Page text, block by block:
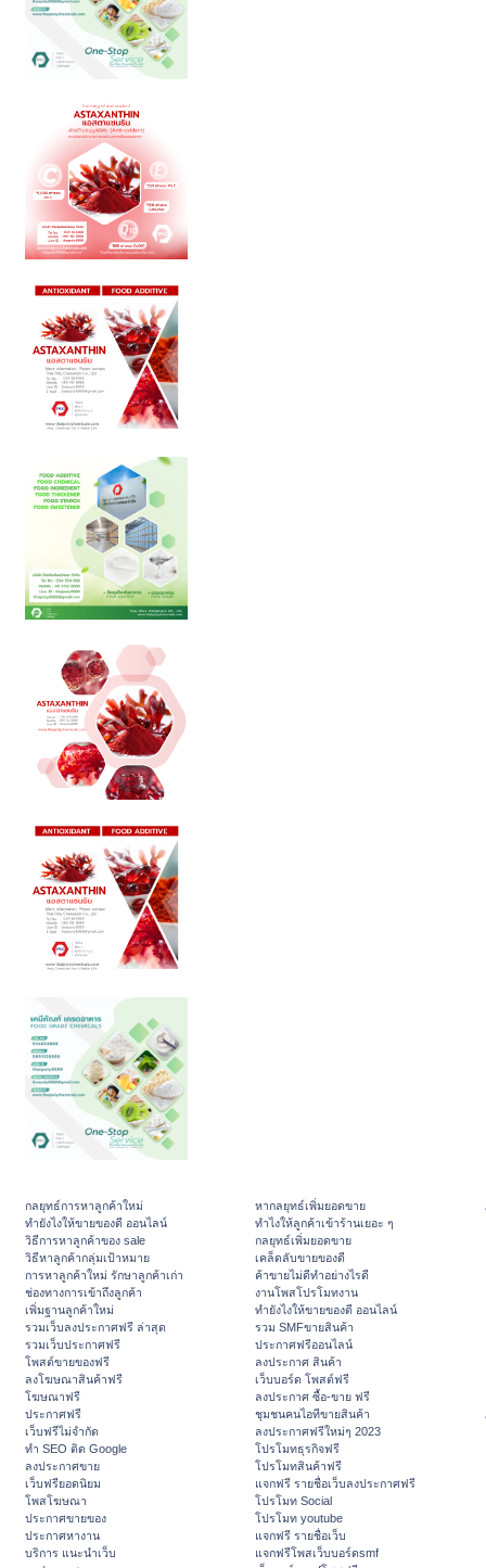
กลยุทธ์การหาลูกค้าใหม่
ทํายังไงให้ขายของดี ออนไลน์
วิธีการหาลูกค้าของ sale
วิธีหาลูกค้ากลุ่มเป้าหมาย
การหาลูกค้าใหม่ รักษาลูกค้าเก่า
ช่องทางการเข้าถึงลูกค้า
เพิ่มฐานลูกค้าใหม่
รวมเว็บลงประกาศฟรี ล่าสุด
รวมเว็บประกาศฟรี
โพสต์ขายของฟรี
ลงโฆษณาสินค้าฟรี
โฆษณาฟรี
ประกาศฟรี
เว็บฟรีไม่จำกัด
ทำ SEO ติด Google
ลงประกาศขาย
เว็บฟรียอดนิยม
โพสโฆษณา
ประกาศขายของ
ประกาศหางาน
บริการ แนะนำเว็บ
หากลยุทธ์เพิ่มยอดขาย
ทําไงให้ลูกค้าเข้าร้านเยอะ ๆ
กลยุทธ์เพิ่มยอดขาย
เคล็ดลับขายของดี
ค้าขายไม่ดีทำอย่างไรดี
งานโพสโปรโมทงาน
ทํายังไงให้ขายของดี ออนไลน์
รวม SMFขายสินค้า
ประกาศฟรีออนไลน์
ลงประกาศ สินค้า
เว็บบอร์ด โพสต์ฟรี
ลงประกาศ ซื้อ-ขาย ฟรี
ชุมชนคนไอทีขายสินค้า
ลงประกาศฟรีใหม่ๆ 2023
โปรโมทธุรกิจฟรี
โปรโมทสินค้าฟรี
แจกฟรี รายชื่อเว็บลงประกาศฟรี
โปรโมท Social
โปรโมท youtube
แจกฟรี รายชื่อเว็บ
แจกฟรีโพสเว็บบอร์ดsmf